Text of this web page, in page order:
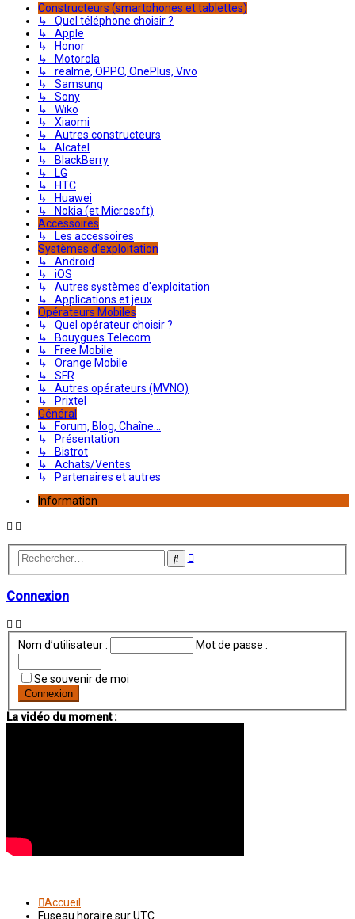
Constructeurs (smartphones et tablettes)
↳ Quel téléphone choisir ?
↳ Apple
↳ Honor
↳ Motorola
↳ realme, OPPO, OnePlus, Vivo
↳ Samsung
↳ Sony
↳ Wiko
↳ Xiaomi
↳ Autres constructeurs
↳ Alcatel
↳ BlackBerry
↳ LG
↳ HTC
↳ Huawei
↳ Nokia (et Microsoft)
Accessoires
↳ Les accessoires
Systèmes d'exploitation
↳ Android
↳ iOS
↳ Autres systèmes d'exploitation
↳ Applications et jeux
Opérateurs Mobiles
↳ Quel opérateur choisir ?
↳ Bouygues Telecom
↳ Free Mobile
↳ Orange Mobile
↳ SFR
↳ Autres opérateurs (MVNO)
↳ Prixtel
Général
↳ Forum, Blog, Chaîne...
↳ Présentation
↳ Bistrot
↳ Achats/Ventes
↳ Partenaires et autres
Information
Rechercher
Recherche
Connexion
Nom d’utilisateur : Mot de passe :
Se souvenir de moi
La vidéo du moment :
Accueil
Fuseau horaire surUTC